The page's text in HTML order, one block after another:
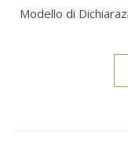
Modello di